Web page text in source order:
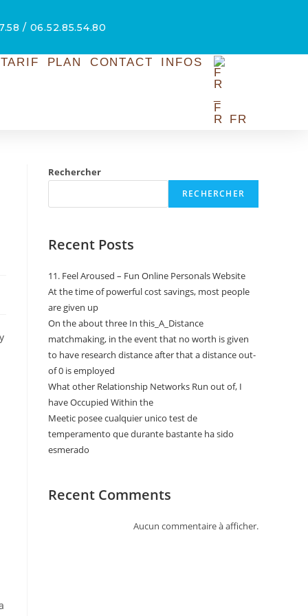
/ 06.52.85.54.80
PLAN CONTACT INFOS
FR
Rechercher
RECHERCHER
Recent Posts
11. Feel Aroused – Fun Online Personals Website
At the time of powerful cost savings, most people
are given up
On the about three In this_A_Distance
matchmaking, in the event that no worth is given
to have research distance after that a distance out-
of 0 is employed
What other Relationship Networks Run out of, I
have Occupied Within the
Meetic posee cualquier unico test de
temperamento que durante bastante ha sido
esmerado
Recent Comments
Aucun commentaire à afficher.